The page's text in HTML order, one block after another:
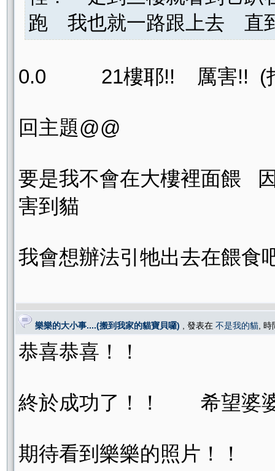
跑 我也就一路跟上去 直
0.0 21樓耶!! 厲害!! (
回主題@@
要是我不會在大樓裡面餵
害到貓
我會想辦法引牠出去在餵食
樂樂的大小事....(搬到我家的貓寶貝囉) , 發表在 不是我的貓 ,
恭喜恭喜！！
終於成功了！！ 希望婆婆
期待看到樂樂的照片！！